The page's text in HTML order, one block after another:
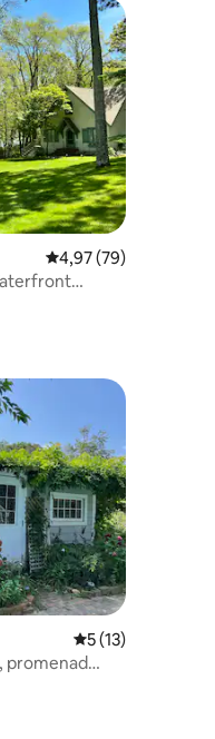
4,97 av 5 i
4,97 (79)
5 av 5 i
5 (13)
promenad